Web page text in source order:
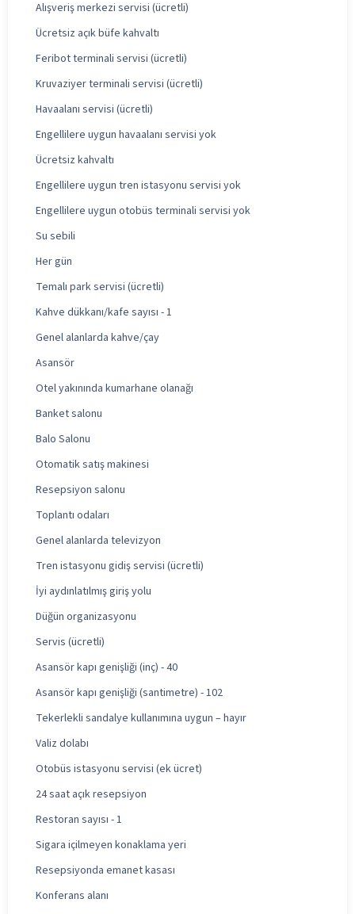
Alışveriş merkezi servisi (ücretli)
Ücretsiz açık büfe kahvaltı
Feribot terminali servisi (ücretli)
Kruvaziyer terminali servisi (ücretli)
Havaalanı servisi (ücretli)
Engellilere uygun havaalanı servisi yok
Ücretsiz kahvaltı
Engellilere uygun tren istasyonu servisi yok
Engellilere uygun otobüs terminali servisi yok
Su sebili
Her gün
Temalı park servisi (ücretli)
Kahve dükkanı/kafe sayısı - 1
Genel alanlarda kahve/çay
Asansör
Otel yakınında kumarhane olanağı
Banket salonu
Balo Salonu
Otomatik satış makinesi
Resepsiyon salonu
Toplantı odaları
Genel alanlarda televizyon
Tren istasyonu gidiş servisi (ücretli)
İyi aydınlatılmış giriş yolu
Düğün organizasyonu
Servis (ücretli)
Asansör kapı genişliği (inç) - 40
Asansör kapı genişliği (santimetre) - 102
Tekerlekli sandalye kullanımına uygun – hayır
Valiz dolabı
Otobüs istasyonu servisi (ek ücret)
24 saat açık resepsiyon
Restoran sayısı - 1
Sigara içilmeyen konaklama yeri
Resepsiyonda emanet kasası
Konferans alanı